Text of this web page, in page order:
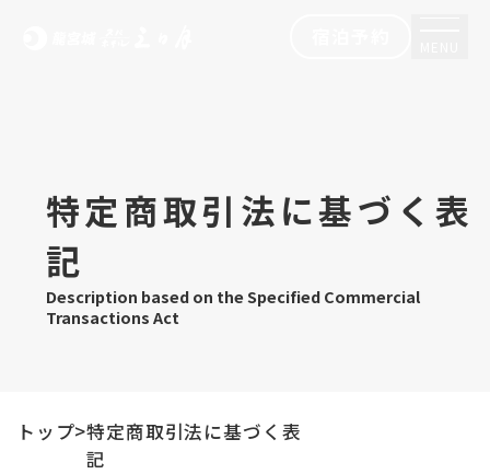
特定商取引法に基づく表
記
Description based on the Specified Commercial
Transactions Act
トップ 特定商取引法に基づく表
記